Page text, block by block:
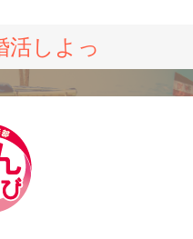
活しよっ